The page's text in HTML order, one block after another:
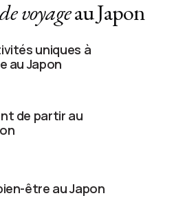
voyageau Japon
uniques à
au Japon
de partir au
être au Japon